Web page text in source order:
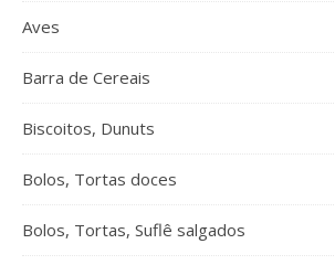
Aves
Barra de Cereais
Biscoitos, Dunuts
Bolos, Tortas doces
Bolos, Tortas, Suflê salgados